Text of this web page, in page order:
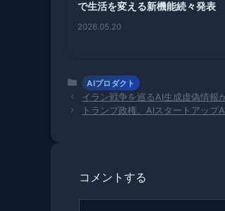
で生活を変える新機能続々発表
2026.05.20
カ
テ
ゴ
AIプロダクト
イラン戦争を巡るAI生成虚偽情報
トランプ政権、AIスタートアッ
コメントする